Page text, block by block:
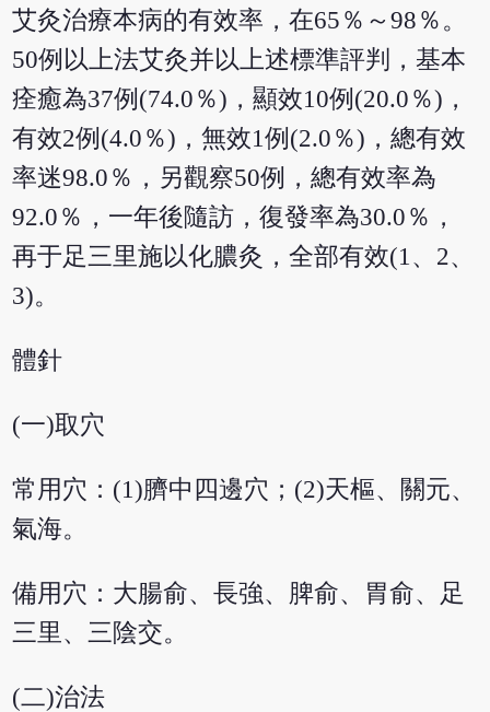
艾灸治療本病的有效率，在65％～98％。
50例以上法艾灸并以上述標準評判，基本
痊癒為37例(74.0％)，顯效10例(20.0％)，
有效2例(4.0％)，無效1例(2.0％)，總有效
率迷98.0％，另觀察50例，總有效率為
92.0％，一年後隨訪，復發率為30.0％，
再于足三里施以化膿灸，全部有效(1、2、
3)。
體針
(一)取穴
常用穴：(1)臍中四邊穴；(2)天樞、關元、
氣海。
備用穴：大腸俞、長強、脾俞、胃俞、足
三里、三陰交。
(二)治法